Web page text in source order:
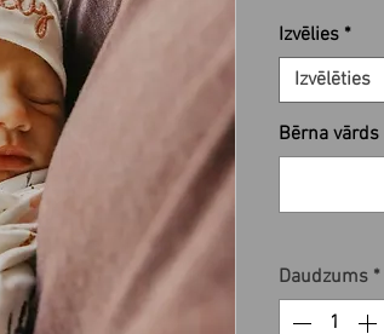
Izvēlies *
Izvēlēties
Bērna vārds
Daudzums *